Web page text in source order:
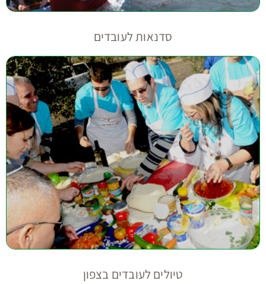
סדנאות לעובדים
טיולים לעובדים בצפון